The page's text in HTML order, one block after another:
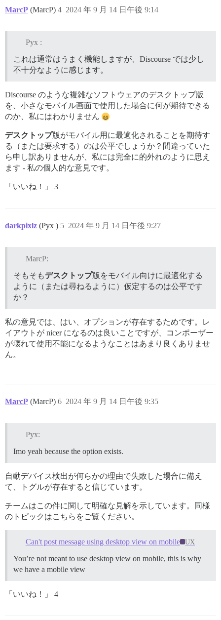
MarcP (MarcP) 2024 年 9 月 14 日午後 9:14
4
Pyx :
これは通常はうまく機能しますが、Discourse では少し
不十分なように感じます。
Discourse のような複雑なソフトウェアのデスクトップ版
を、小さなモバイル画面で使用した場合に何が期待できる
のか、私にはわかりません
デスクトップ版がモバイル用に最適化されることを期待す
る（または要求する）のは公平でしょうか？間違っていた
ら申し訳ありませんが、私には完全に的外れのように思え
ます - 私の個人的な意見です。
「いいね！」 3
darkpixlz (Pyx ) 2024 年 9 月 14 日午後 9:27
5
MarcP:
そもそもデスクトップ版をモバイル向けに最適化する
ように（または尋ねるように）仮定するのは公平です
か？
私の意見では、はい、オプションが存在するためです。レ
イアウトが nicer になるのは良いことですが、コンポーザー
が壊れて使用不能になるようなことはあまり良くありませ
ん。
MarcP (MarcP) 2024 年 9 月 14 日午後 9:35
6
Pyx:
Imo yeah because the option exists.
自動デバイス検出が何らかの理由で失敗した場合に備え
て、トグルが存在すると信じています。
チームはこの件に関して明確な見解を示しています。同様
のトピックはこちらをご覧ください。
Can't post message using desktop view on mobile UX
You’re not meant to use desktop view on mobile, this is why
we have a mobile view
「いいね！」 4